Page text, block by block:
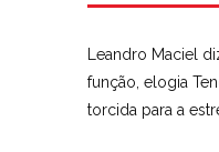
Leandro Maciel
função, elogia
torcida para a